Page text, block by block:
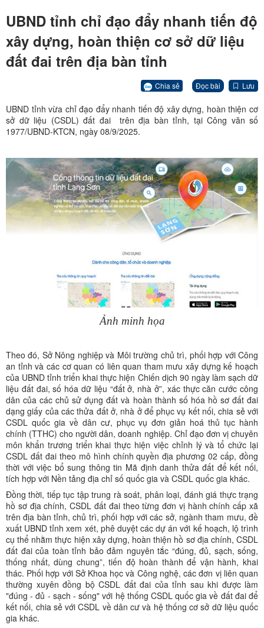
UBND tỉnh chỉ đạo đẩy nhanh tiến độ
xây dựng, hoàn thiện cơ sở dữ liệu
đất đai trên địa bàn tỉnh
Chia sẻ Đọc bài Lưu
UBND tỉnh vừa chỉ đạo đẩy nhanh tiến độ xây dựng, hoàn thiện cơ
sở dữ liệu (CSDL) đất đai trên địa bàn tỉnh, tại Công văn số
1977/UBND-KTCN, ngày 08/9/2025.
Ảnh minh họa
Theo đó, Sở Nông nghiệp và Môi trường chủ trì, phối hợp với Công
an tỉnh và các cơ quan có liên quan tham mưu xây dựng kế hoạch
của UBND tỉnh triển khai thực hiện Chiến dịch 90 ngày làm sạch dữ
liệu đất đai, số hóa dữ liệu “đất ở, nhà ở”, xác thực căn cước công
dân của các chủ sử dụng đất và hoàn thành số hóa hồ sơ đất đai
dạng giấy của các thửa đất ở, nhà ở để phục vụ kết nối, chia sẻ với
CSDL quốc gia về dân cư, phục vụ đơn giản hoá thủ tục hành
chính (TTHC) cho người dân, doanh nghiệp. Chỉ đạo đơn vị chuyên
môn khẩn trương triển khai thực hiện việc chỉnh lý và tổ chức lại
CSDL đất đai theo mô hình chính quyền địa phương 02 cấp, đồng
thời với việc bổ sung thông tin Mã định danh thửa đất để kết nối,
tích hợp với Nền tảng địa chỉ số quốc gia và CSDL quốc gia khác.
Đồng thời, tiếp tục tập trung rà soát, phân loại, đánh giá thực trạng
hồ sơ địa chính, CSDL đất đai theo từng đơn vị hành chính cấp xã
trên địa bàn tỉnh, chủ trì, phối hợp với các sở, ngành tham mưu, đề
xuất UBND tỉnh xem xét, phê duyệt các dự án với kế hoạch, lộ trình
cụ thể nhằm thực hiện xây dựng, hoàn thiện hồ sơ địa chính, CSDL
đất đai của toàn tỉnh bảo đảm nguyên tắc “đúng, đủ, sạch, sống,
thống nhất, dùng chung”, tiến độ hoàn thành để vận hành, khai
thác. Phối hợp với Sở Khoa học và Công nghệ, các đơn vị liên quan
thường xuyên đồng bộ CSDL đất đai của tỉnh sau khi được làm
"đúng - đủ - sạch - sống" với hệ thống CSDL quốc gia về đất đai để
kết nối, chia sẻ với CSDL về dân cư và hệ thống cơ sở dữ liệu quốc
gia khác.